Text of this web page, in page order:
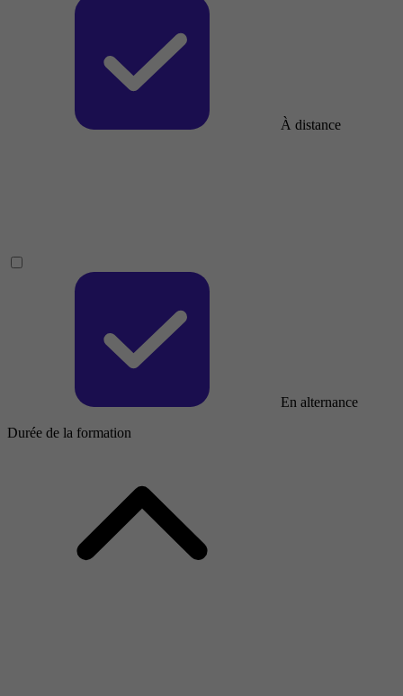
À distance
En alternance
Durée de la formation